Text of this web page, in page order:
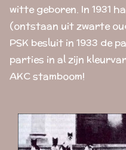
witte geboren. In 1931
(ontstaan uit zwarte
PSK besluit in 1933 de
parties in al zijn
AKC stamboom!